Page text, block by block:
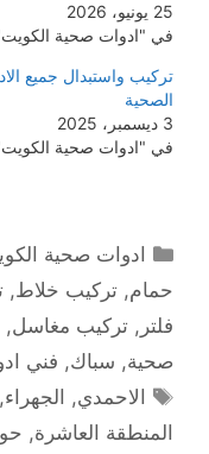
25 يونيو، 2026
في "ادوات صحية
تركيب واستبدال جميع
الصحية
3 ديسمبر، 2025
في "ادوات صحية
التصنيفات
ادوات صحية
حمام, تركيب خلاط,
فلتر , تركيب مغاسل,
صحية, سباك, فني
الوسوم
الاحمدي, الجهراء,
المنطقة العاشرة,